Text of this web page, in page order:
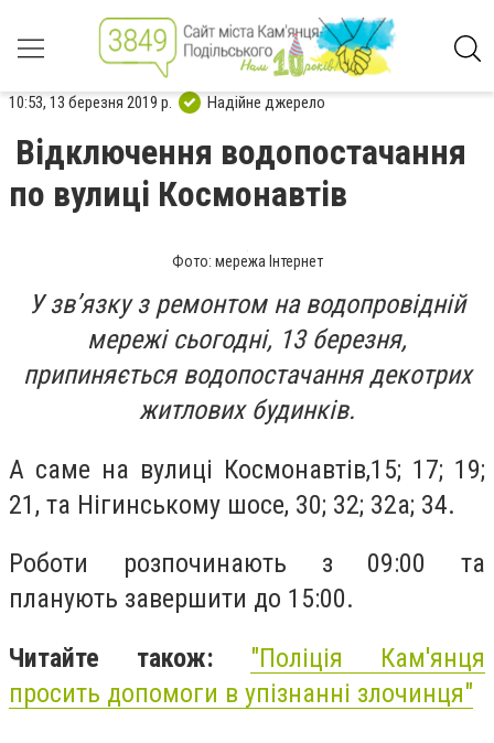
10:53, 13 березня 2019 р. Надійне джерело
Відключення водопостачання
по вулиці Космонавтів
Фото: мережа Інтернет
У зв’язку з ремонтом на водопровідній
мережі сьогодні, 13 березня,
припиняється водопостачання декотрих
житлових будинків.
А саме на вулиці Космонавтів,15; 17; 19;
21, та Нігинському шосе, 30; 32; 32а; 34.
Роботи розпочинають з 09:00 та
планують завершити до 15:00.
Читайте також: "Поліція Кам'янця
просить допомоги в упізнанні злочинця"